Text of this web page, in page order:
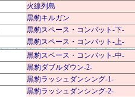
火線列島
黒豹キルガン
黒豹スペース・コンバット-下-
黒豹スペース・コンバット-上-
黒豹スペース・コンバット-中-
黒豹ダブルダウン-2-
黒豹ラッシュダンシング-1-
黒豹ラッシュダンシング-2-